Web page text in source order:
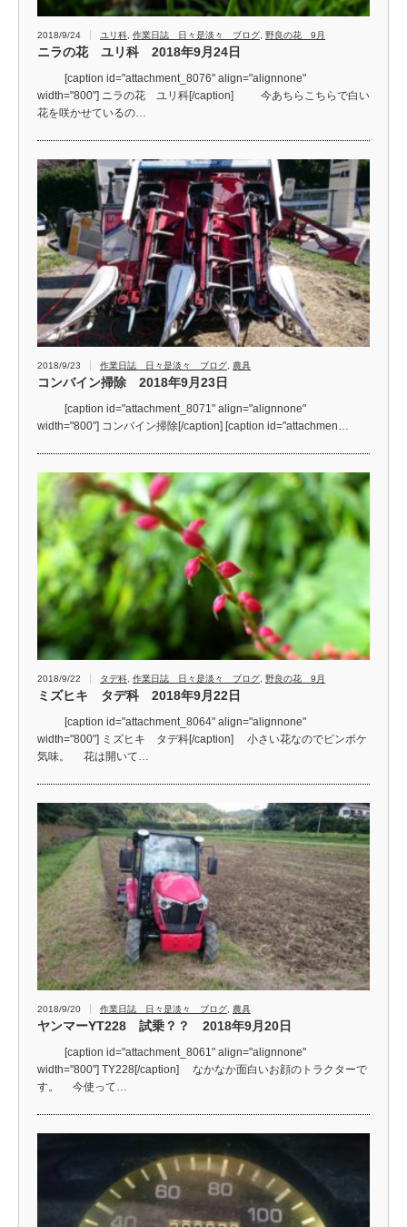
2018/9/24 ユリ科 作業日誌 日々是淡々 ブログ 野良の花 9月
ニラの花 ユリ科 2018年9月24日
[caption id="attachment_8076" align="alignnone"
width="800"] ニラの花 ユリ科[/caption] 今あちらこちらで白い
花を咲かせているの…
2018/9/23 作業日誌 日々是淡々 ブログ 農具
コンバイン掃除 2018年9月23日
[caption id="attachment_8071" align="alignnone"
width="800"] コンバイン掃除[/caption] [caption id="attachmen…
2018/9/22 タデ科, 作業日誌 日々是淡々 ブログ, 野良の花 9月
ミズヒキ タデ科 2018年9月22日
[caption id="attachment_8064" align="alignnone"
width="800"] ミズヒキ タデ科[/caption] 小さい花なのでピンボケ
気味。 花は開いて…
2018/9/20 作業日誌 日々是淡々 ブログ, 農具
ヤンマーYT228 試乗？？ 2018年9月20日
[caption id="attachment_8061" align="alignnone"
width="800"] TY228[/caption] なかなか面白いお顔のトラクターで
す。 今使って…